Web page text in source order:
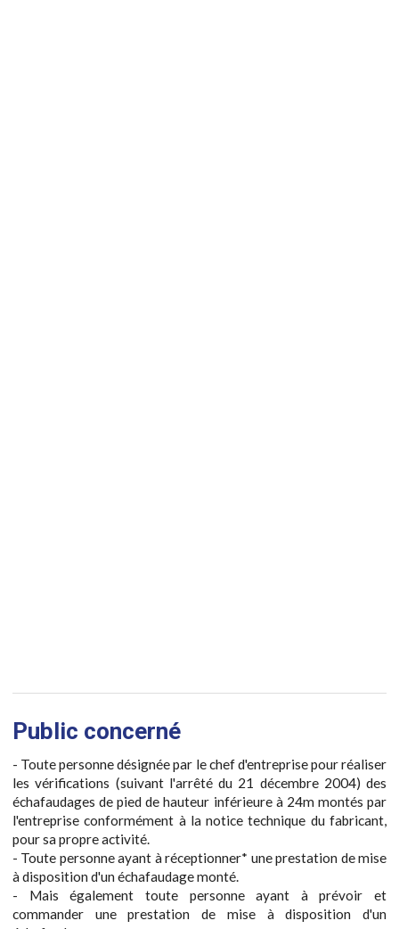
Public concerné
- Toute personne désignée par le chef d'entreprise pour réaliser
les vérifications (suivant l'arrêté du 21 décembre 2004) des
échafaudages de pied de hauteur inférieure à 24m montés par
l'entreprise conformément à la notice technique du fabricant,
pour sa propre activité.
- Toute personne ayant à réceptionner* une prestation de mise
à disposition d'un échafaudage monté.
- Mais également toute personne ayant à prévoir et
commander une prestation de mise à disposition d'un